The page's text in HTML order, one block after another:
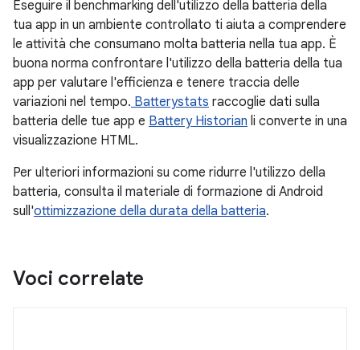
Eseguire il benchmarking dell'utilizzo della batteria della
tua app in un ambiente controllato ti aiuta a comprendere
le attività che consumano molta batteria nella tua app. È
buona norma confrontare l'utilizzo della batteria della tua
app per valutare l'efficienza e tenere traccia delle
variazioni nel tempo. Batterystats raccoglie dati sulla
batteria delle tue app e Battery Historian li converte in una
visualizzazione HTML.
Per ulteriori informazioni su come ridurre l'utilizzo della
batteria, consulta il materiale di formazione di Android
sull'ottimizzazione della durata della batteria.
Voci correlate